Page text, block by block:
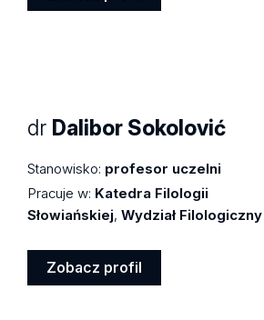
dr Dalibor Sokolović
Stanowisko: profesor uczelni
Pracuje w: Katedra Filologii
Słowiańskiej, Wydział Filologiczny
Zobacz profil